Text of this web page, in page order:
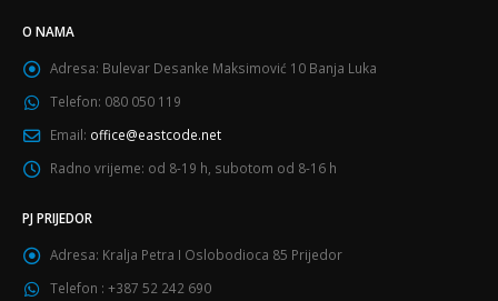
O NAMA
Adresa: Bulevar Desanke Maksimović 10 Banja Luka
Telefon: 080 050 119
Email: office@eastcode.net
Radno vrijeme: od 8-19 h, subotom od 8-16 h
PJ PRIJEDOR
Adresa: Kralja Petra I Oslobodioca 85 Prijedor
Telefon : +387 52 242 690